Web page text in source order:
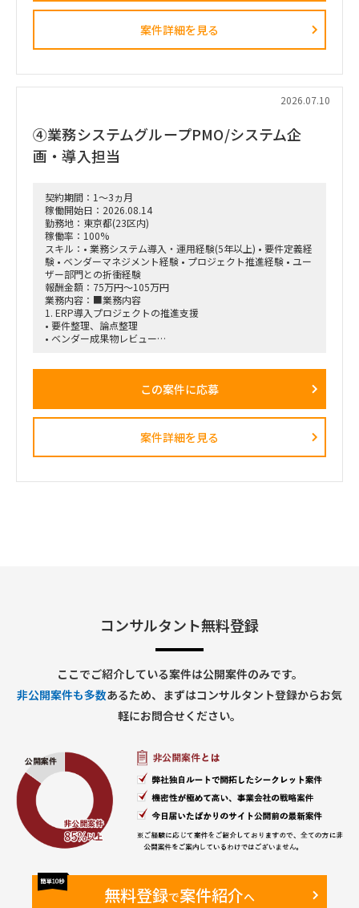
LLMのみで判断するのではなく、ルールベースロジックやパタ
る確認を適切に挟むハイブリッド型の仕組みを構築していただ
きます。
■主な業務内容
・ファイアウォール設定ファイルの解析・レビュー
・ネットワーク構成、ポリシー、ACL、セグメンテーションの
・LLMとルールベースロジックを組み合わせた判定ロジックの
設計
・複数ネットワーク機器を横断した構成比較・不整合検知
設計
・AIエージェントの設計・作り込み
・ネットワーク知識が浅いメンバーへの説明、教育・仕組み化
・プロジェクト推進、課題整理、改善提案
■求める人物像
・プロジェクトを主体的にリードできる方
・不足している論点や課題を自ら発見し、改善提案まで行える
方
・ネットワークと生成AIの双方に知見を持ち、両領域をつなげ
て設計できる方
・技術的な内容を、ネットワーク知識が浅いメンバーにも分か
・「なぜこの観点を確認する必要があるのか」という背景まで
・開始時期：2026年8月1日予定
・契約期間：初回2カ月予定
※初回はトライアル的な位置付け。以降、継続の可能性あり
・稼働率：80～100％
案件詳細を見る
2026.07.10
④業務システムグループPMO/システム企
画・導入担当
契約期間：1～3ヵ月
稼働開始日：2026.08.14
勤務地：東京都(23区内)
稼働率：100%
スキル：• 業務システム導入・運用経験(5年以上) • 要件定義経
験 • ベンダーマネジメント経験 • プロジェクト推進経験 • ユー
ザー部門との折衝経験
報酬金額：75万円～105万円
業務内容：■業務内容
1. ERP導入プロジェクトの推進支援
• 要件整理、論点整理
• ベンダー成果物レビュー
• 会議運営および議事録作成
2. 業務システム導入・刷新支援
• Salesforce/Kintone
• ヘルプデスクシステム
• 障害対応管理
• 業務整理
• 利用部門との各種調整
• 利用マニュアル整備
• 指示待ちではなく主体的に動ける方
• 複数案件を同時並行で管理できる方
• 課題を整理して関係者を巻き込める方
• 業務とシステム双方の観点で提案できる方
• ベンダー任せにせず推進できる方
この案件に応募
案件詳細を見る
コンサルタント無料登録
ここでご紹介している案件は公開案件のみです。
非公開案件も多数あるため、まずはコンサルタント登録からお気
軽にお問合せください。
無料登録で案件紹介へ